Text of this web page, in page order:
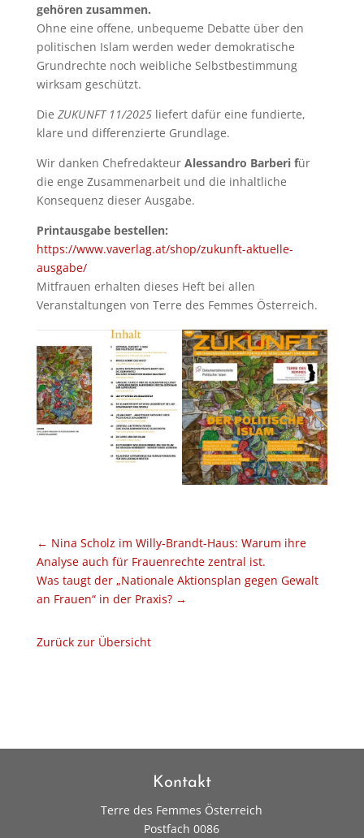
gehören zusammen.
Ohne eine offene, unbequeme Debatte über den
politischen Islam werden weder demokratische
Grundrechte noch weibliche Selbstbestimmung
wirksam geschützt.
Die ZUKUNFT 11/2025liefert dafür eine fundierte,
klare und differenzierte Grundlage.
Wir danken Chefredakteur Alessandro Barberi für
die enge Zusammenarbeit und die inhaltliche
Konsequenz dieser Ausgabe.
Printausgabe bestellen:
https://www.vaverlag.at/shop/zukunft-aktuelle-
ausgabe/
Mitfrauen erhalten dieses Heft bei allen
Veranstaltungen von Terre des Femmes Österreich.
← Nina Scholz im Willy-Brandt-Haus: Warum ihre
Analyse auch für Frauenrechte zentral ist.
Was taugt der „Nationale Aktionsplan gegen Gewalt
an Frauen“ in der Praxis?→
Zurück zur Übersicht
Kontakt
Terre des Femmes Österreich
Postfach 0086